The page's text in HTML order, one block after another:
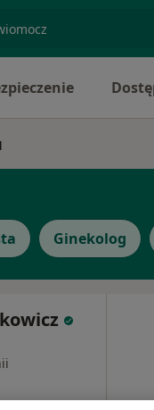
Ginekolog